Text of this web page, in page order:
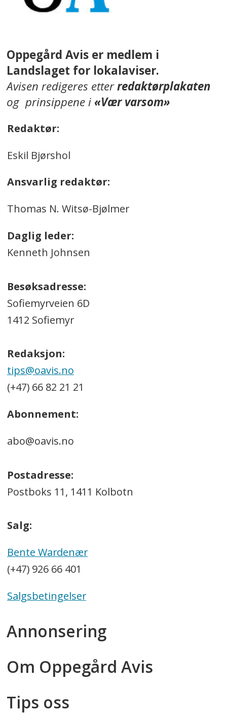
Oppegård Avis er medlem i
Landslaget for lokalaviser.
Avisen redigeres etterredaktørplakaten
og prinsippene i«Vær varsom»
Redaktør:
Eskil Bjørshol
Ansvarlig redaktør:
Thomas N. Witsø-Bjølmer
Daglig leder:
Kenneth Johnsen
Besøksadresse:
Sofiemyrveien 6D
1412 Sofiemyr
Redaksjon:
tips@oavis.no
(+47) 66 82 21 21
Abonnement:
abo@oavis.no
Postadresse:
Postboks 11, 1411 Kolbotn
Salg:
Bente Wardenær
(+47) 926 66 401
Salgsbetingelser
Annonsering
Om Oppegård Avis
Tips oss